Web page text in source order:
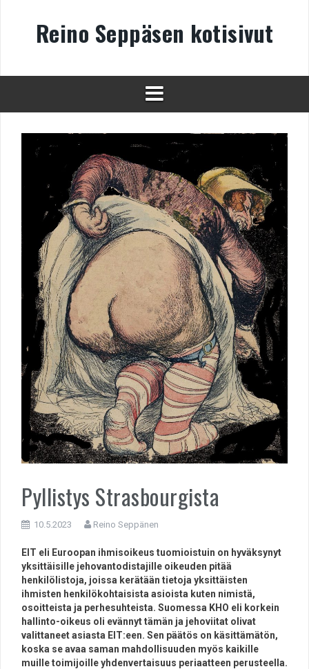
Reino Seppäsen kotisivut
Pyllistys Strasbourgista
10.5.2023 Reino Seppänen
EIT eli Euroopan ihmisoikeus tuomioistuin on hyväksynyt
yksittäisille jehovantodistajille oikeuden pitää
henkilölistoja, joissa kerätään tietoja yksittäisten
ihmisten henkilökohtaisista asioista kuten nimistä,
osoitteista ja perhesuhteista. Suomessa KHO eli korkein
hallinto-oikeus oli evännyt tämän ja jehoviitat olivat
valittaneet asiasta EIT:een. Sen päätös on käsittämätön,
koska se avaa saman mahdollisuuden myös kaikille
muille toimijoille yhdenvertaisuus periaatteen perusteella.